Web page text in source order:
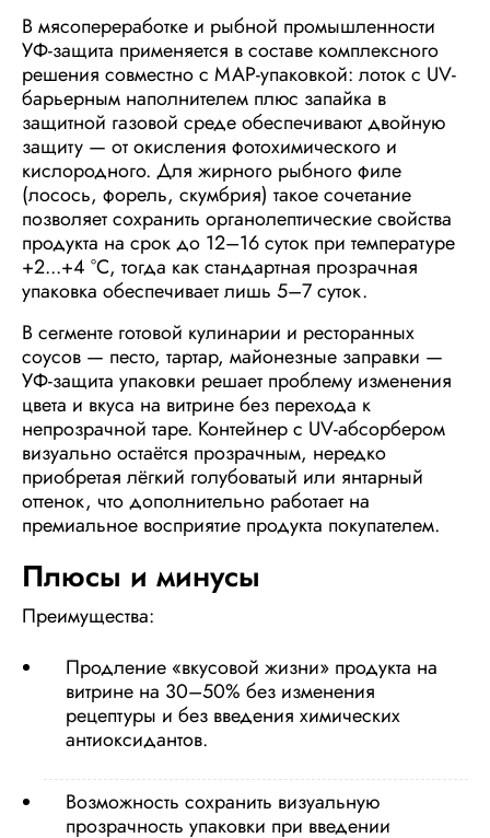
В мясопереработке и рыбной промышленности
УФ-защита применяется в составе комплексного
решения совместно с МАР-упаковкой: лоток с UV-
барьерным наполнителем плюс запайка в
защитной газовой среде обеспечивают двойную
защиту — от окисления фотохимического и
кислородного. Для жирного рыбного филе
(лосось, форель, скумбрия) такое сочетание
позволяет сохранить органолептические свойства
продукта на срок до 12–16 суток при температуре
+2...+4 °C, тогда как стандартная прозрачная
упаковка обеспечивает лишь 5–7 суток.
В сегменте готовой кулинарии и ресторанных
соусов — песто, тартар, майонезные заправки —
УФ-защита упаковки решает проблему изменения
цвета и вкуса на витрине без перехода к
непрозрачной таре. Контейнер с UV-абсорбером
визуально остаётся прозрачным, нередко
приобретая лёгкий голубоватый или янтарный
оттенок, что дополнительно работает на
премиальное восприятие продукта покупателем.
Плюсы и минусы
Преимущества:
Продление «вкусовой жизни» продукта на
витрине на 30–50% без изменения
рецептуры и без введения химических
антиоксидантов.
Возможность сохранить визуальную
прозрачность упаковки при введении